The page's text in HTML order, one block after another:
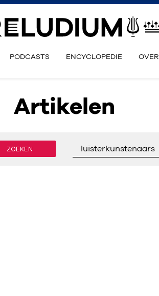
PODCASTS ENCYCLOPEDIE OVER
Artikelen
ZOEKEN luisterkunstenaars